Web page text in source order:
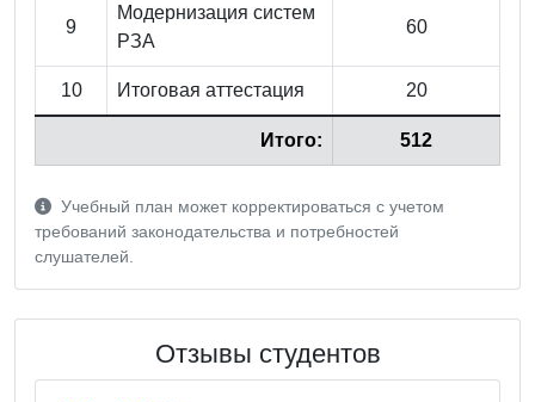
9
Модернизация систем
РЗА
60
10 Итоговая аттестация 20
Итого: 512
Учебный план может корректироваться с учетом
требований законодательства и потребностей
слушателей.
Отзывы студентов